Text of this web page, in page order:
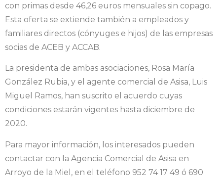
con primas desde 46,26 euros mensuales sin copago.
Esta oferta se extiende también a empleados y
familiares directos (cónyuges e hijos) de las empresas
socias de ACEB y ACCAB.
La presidenta de ambas asociaciones, Rosa María
González Rubia, y el agente comercial de Asisa, Luis
Miguel Ramos, han suscrito el acuerdo cuyas
condiciones estarán vigentes hasta diciembre de
2020.
Para mayor información, los interesados pueden
contactar con la Agencia Comercial de Asisa en
Arroyo de la Miel, en el teléfono 952 74 17 49 ó 690